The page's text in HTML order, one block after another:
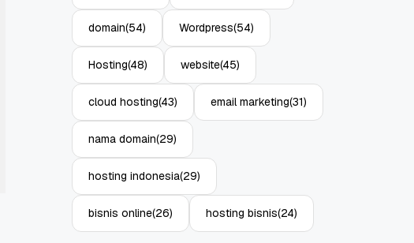
domain(54) Wordpress(54)
Hosting(48) website(45)
cloud hosting(43) email marketing(31)
nama domain(29)
hosting indonesia(29)
bisnis online(26) hosting bisnis(24)